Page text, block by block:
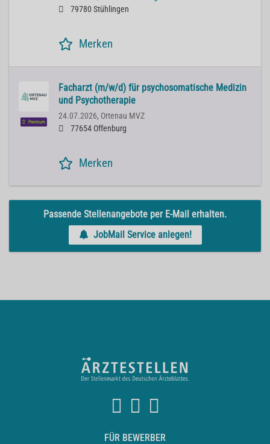
79780 Stühlingen
Merken
Premium
Facharzt (m/w/d) für psychosomatische Medizin
und Psychotherapie
24.07.2026, Ortenau MVZ
77654 Offenburg
Merken
Passende Stellenangebote per E-Mail erhalten.
JobMail Service anlegen!
FÜR BEWERBER